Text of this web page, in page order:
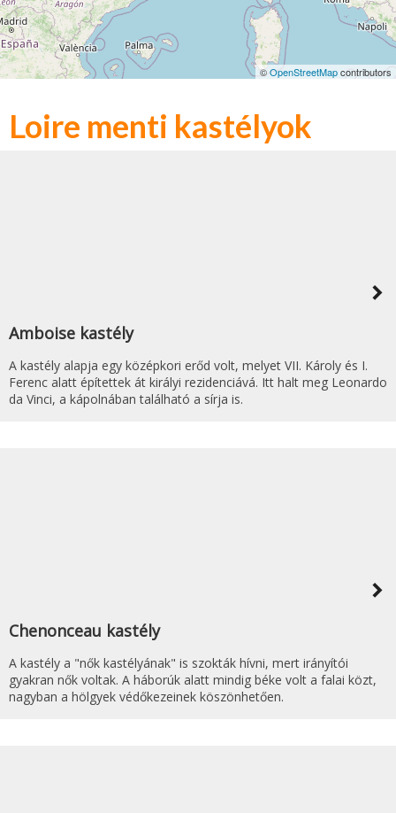
©OpenStreetMapcontributors
Loire menti kastélyok
navigate_next
Amboise kastély
A kastély alapja egy középkori erőd volt, melyet VII. Károly és I.
Ferenc alatt építettek át királyi rezidenciává. Itt halt meg Leonardo
da Vinci, a kápolnában található a sírja is.
navigate_next
Chenonceau kastély
A kastély a "nők kastélyának" is szokták hívni, mert irányítói
gyakran nők voltak. A háborúk alatt mindig béke volt a falai közt,
nagyban a hölgyek védőkezeinek köszönhetően.